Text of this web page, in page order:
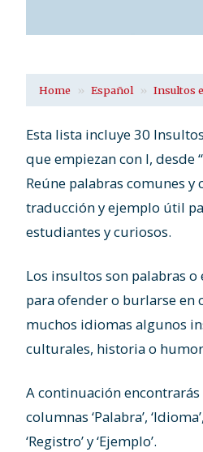
Home Español Insultos
Esta lista incluye 30
que empiezan con I, desde
Reúne palabras comunes y
traducción y ejemplo útil
estudiantes y curiosos.
Los insultos son palabras o
para ofender o burlarse en
muchos idiomas algunos
culturales, historia o
A continuación encontrarás
columnas ‘Palabra’,
‘Registro’ y ‘Ejemplo’.